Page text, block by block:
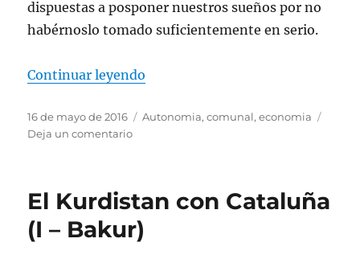
dispuestas a posponer nuestros sueños por no
habérnoslo tomado suficientemente en serio.
Continuar leyendo
Publicado
el
16 de mayo de 2016 Etiquetas
Autonomia,comunal,economia
Deja un comentarioen
una
vida
común.
El Kurdistan con Cataluña
(I – Bakur)